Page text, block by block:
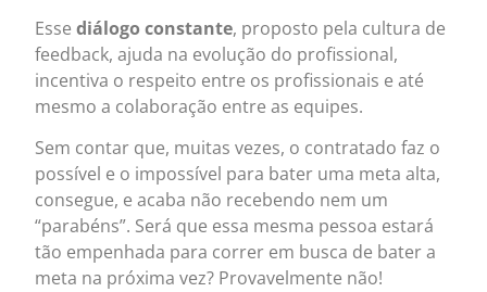
Essediálogo constante, proposto pela cultura de
feedback, ajuda na evolução do profissional,
incentiva o respeito entre os profissionais e até
mesmo a colaboração entre as equipes.
Sem contar que, muitas vezes, o contratado faz o
possível e o impossível para bater uma meta alta,
consegue, e acaba não recebendo nem um
“parabéns”. Será que essa mesma pessoa estará
tão empenhada para correr em busca de bater a
meta na próxima vez? Provavelmente não!